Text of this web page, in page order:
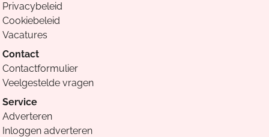
Privacybeleid
Cookiebeleid
Vacatures
Contact
Contactformulier
Veelgestelde vragen
Service
Adverteren
Inloggen adverteren